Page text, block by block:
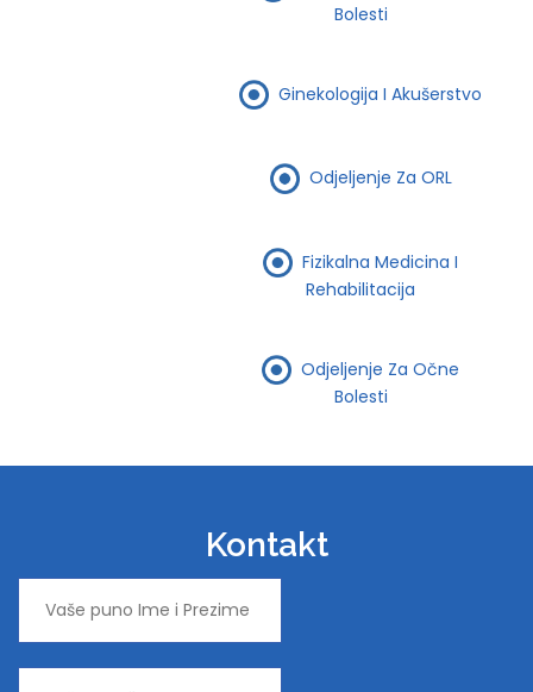
Bolesti
Ginekologija I Akušerstvo
Odjeljenje Za ORL
Fizikalna Medicina I
Rehabilitacija
Odjeljenje Za Očne
Bolesti
Kontakt